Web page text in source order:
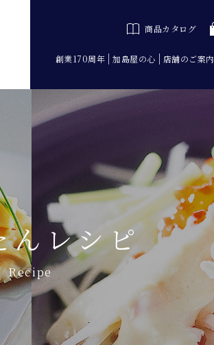
商品カタログ
創業170周年 加島屋の心 店舗のご案内
んレシピ
Recipe